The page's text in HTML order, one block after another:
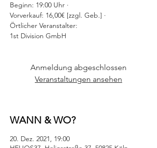
Beginn: 19:00 Uhr ·
Vorverkauf: 16,00€ [zzgl. Geb.] ·
Örtlicher Veranstalter:
1st Division GmbH
Anmeldung abgeschlossen
Veranstaltungen ansehen
WANN & WO?
20. Dez. 2021, 19:00